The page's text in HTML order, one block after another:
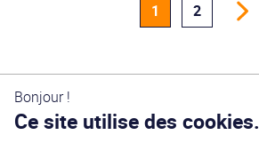
1 2
Bonjour !
Ce site utilise des cookies.